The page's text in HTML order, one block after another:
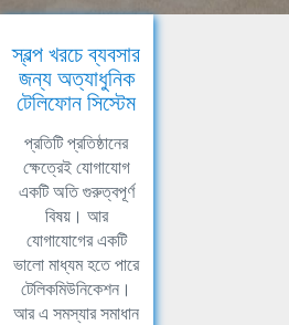
স্বল্প খরচে ব্যবসার
জন্য অত্যাধুনিক
টেলিফোন সিস্টেম
প্রতিটি প্রতিষ্ঠানের
ক্ষেত্রেই যোগাযোগ
একটি অতি গুরুত্বপূর্ণ
বিষয়। আর
যোগাযোগের একটি
ভালো মাধ্যম হতে পারে
টেলিকমিউনিকেশন।
আর এ সমস্যার সমাধান